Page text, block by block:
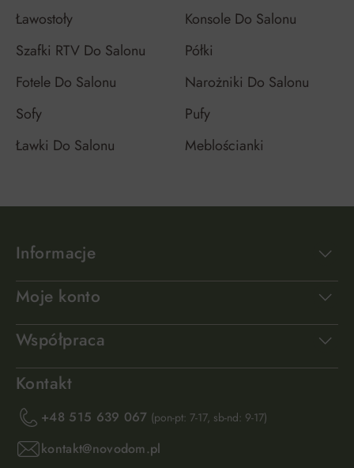
Ławostoły
Konsole Do Salonu
Szafki RTV Do Salonu
Półki
Fotele Do Salonu
Narożniki Do Salonu
Sofy
Pufy
Ławki Do Salonu
Meblościanki
Informacje
Moje konto
Współpraca
Kontakt
+48 515 639 067 (pon-pt: 7-17, sb-nd: 9-17)
kontakt@novodom.pl